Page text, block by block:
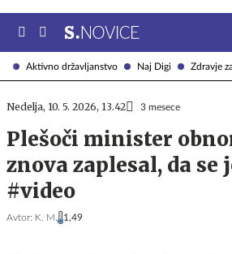
Aktivno državljanstvo Naj Digi Zdravje
Nedelja, 10. 5. 2026, 13.42 3 mesece
Plešoči minister
znova zaplesal, da se
#video
Avtor: K. M. 1,49